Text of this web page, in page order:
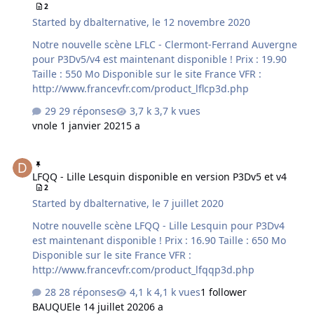
2
Started bydbalternative, le 12 novembre 2020
Notre nouvelle scène LFLC - Clermont-Ferrand Auvergne
pour P3Dv5/v4 est maintenant disponible ! Prix : 19.90
Taille : 550 Mo Disponible sur le site France VFR :
http://www.francevfr.com/product_lflcp3d.php
29 réponses
3,7 k vues
vnole 1 janvier 20215 a
LFQQ - Lille Lesquin disponible en version P3Dv5 et v4
2
Started bydbalternative, le 7 juillet 2020
Notre nouvelle scène LFQQ - Lille Lesquin pour P3Dv4
est maintenant disponible ! Prix : 16.90 Taille : 650 Mo
Disponible sur le site France VFR :
http://www.francevfr.com/product_lfqqp3d.php
28 réponses
4,1 k vues1 follower
BAUQUEle 14 juillet 20206 a